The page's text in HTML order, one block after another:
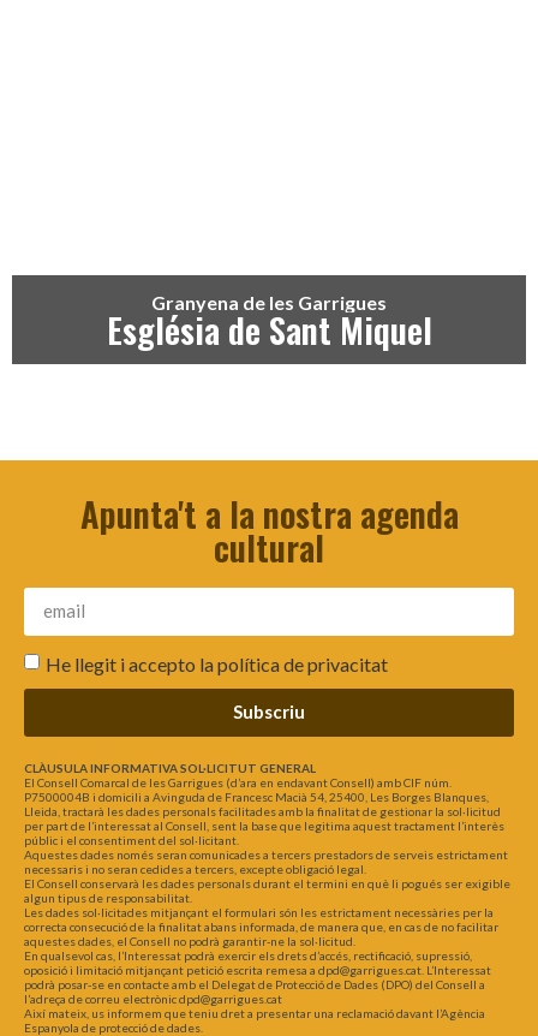
Granyena de les Garrigues
Església de Sant Miquel
Apunta't a la nostra agenda
cultural
He llegit i accepto lapolítica de privacitat
Subscriu
CLÀUSULA INFORMATIVA SOL·LICITUT GENERAL
El Consell Comarcal de les Garrigues (d’ara en endavant Consell) amb CIF núm.
P7500004B i domicili a Avinguda de Francesc Macià 54, 25400, Les Borges Blanques,
Lleida, tractarà les dades personals facilitades amb la finalitat de gestionar la sol·licitud
per part de l’interessat al Consell, sent la base que legitima aquest tractament l’interès
públic i el consentiment del sol·licitant.
Aquestes dades només seran comunicades a tercers prestadors de serveis estrictament
necessaris i no seran cedides a tercers, excepte obligació legal.
El Consell conservarà les dades personals durant el termini en què li pogués ser exigible
algun tipus de responsabilitat.
Les dades sol·licitades mitjançant el formulari són les estrictament necessàries per la
correcta consecució de la finalitat abans informada, de manera que, en cas de no facilitar
aquestes dades, el Consell no podrà garantir-ne la sol·licitud.
En qualsevol cas, l’Interessat podrà exercir els drets d’accés, rectificació, supressió,
oposició i limitació mitjançant petició escrita remesa a dpd@garrigues.cat. L’Interessat
podrà posar-se en contacte amb el Delegat de Protecció de Dades (DPO) del Consell a
l’adreça de correu electrònic dpd@garrigues.cat
Així mateix, us informem que teniu dret a presentar una reclamació davant l’Agència
Espanyola de protecció de dades.